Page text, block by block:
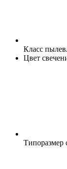
Класс
Цвет
Типоразмер